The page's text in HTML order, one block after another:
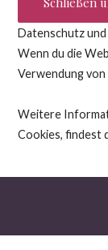
Datenschutz
Wenn du die
Verwendung von
Weitere
Cookies, findest